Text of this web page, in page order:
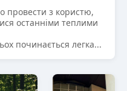
провести з користю,
останніми теплими
починається легка...